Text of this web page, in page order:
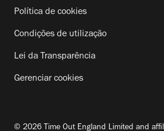
Política de cookies
Condições de utilização
Lei da Transparência
Gerenciar cookies
© 2026 Time Out England Limited and